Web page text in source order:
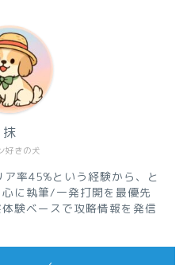
好きの犬
抹
率45%という経験から、と
に執筆/一発打開を最優先
験ベースで攻略情報を発信
のブログの読み方